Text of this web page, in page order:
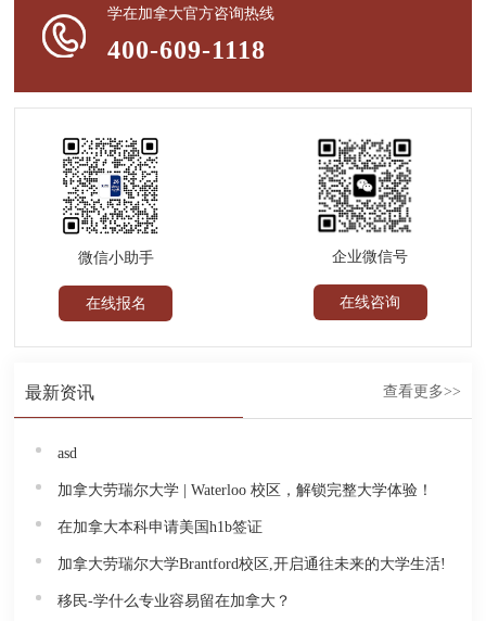
学在加拿大官方咨询热线
400-609-1118
微信小助手
在线报名
企业微信号
在线咨询
最新资讯 查看更多>>
asd
加拿大劳瑞尔大学 | Waterloo 校区，解锁完整大学体验！
在加拿大本科申请美国h1b签证
加拿大劳瑞尔大学Brantford校区,开启通往未来的大学生活!
移民-学什么专业容易留在加拿大？